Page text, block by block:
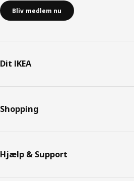
Bliv medlem nu
Dit IKEA
Shopping
Hjælp & Support